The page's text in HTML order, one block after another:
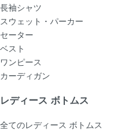
長袖シャツ
スウェット・パーカー
セーター
ベスト
ワンピース
カーディガン
レディース ボトムス
全てのレディース ボトムス